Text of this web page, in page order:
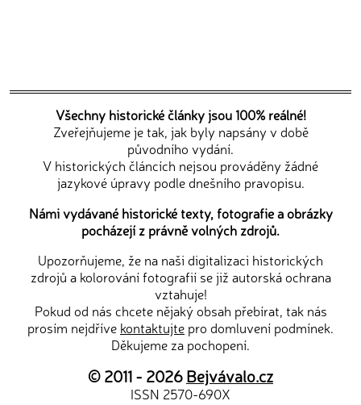
Všechny historické články jsou 100% reálné!
Zveřejňujeme je tak, jak byly napsány v době
původního vydání.
V historických článcích nejsou prováděny žádné
jazykové úpravy podle dnešního pravopisu.
Námi vydávané historické texty, fotografie a obrázky
pocházejí z právně volných zdrojů.
Upozorňujeme, že na naši digitalizaci historických
zdrojů a kolorování fotografií se již autorská ochrana
vztahuje!
Pokud od nás chcete nějaký obsah přebírat, tak nás
prosím nejdříve kontaktujte pro domluvení podmínek.
Děkujeme za pochopení.
© 2011 - 2026Bejvávalo.cz
ISSN 2570-690X